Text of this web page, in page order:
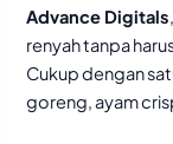
Advance Digitals
renyah tanpa
Cukup dengan
goreng, ayam